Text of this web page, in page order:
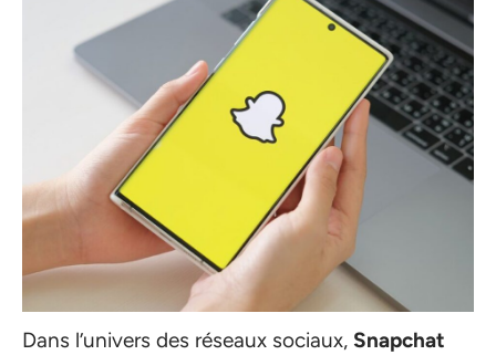
Dans l’univers des réseaux sociaux, Snapchat